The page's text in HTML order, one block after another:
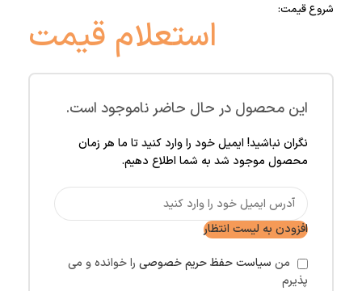
شروع قیمت:
استعلام قیمت
این محصول در حال حاضر ناموجود است.
نگران نباشید! ایمیل خود را وارد کنید تا ما هر زمان
محصول موجود شد به شما اطلاع دهیم.
افزودن به لیست انتظار
من سیاست حفظ حریم خصوصی را خوانده و می
پذیرم